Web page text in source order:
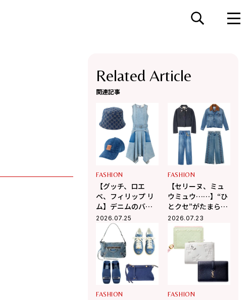
Related Article
関連記事
FASHION
【グッチ、ロエ
ベ、フィリップ リ
ム】デニムのバケ
ハやドレスが夏コ
ーデを刺激する！
2026.07.25
FASHION
【セリーヌ、ミュ
ウミュウ……】“ひ
とクセ”がたまらな
く可愛い♡デニム
ジャケット&パンツ
2026.07.23
FASHION FASHION